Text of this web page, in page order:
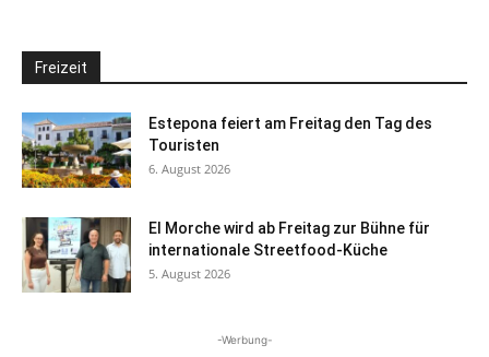
Freizeit
Estepona feiert am Freitag den Tag des
Touristen
6. August 2026
El Morche wird ab Freitag zur Bühne für
internationale Streetfood-Küche
5. August 2026
-Werbung-